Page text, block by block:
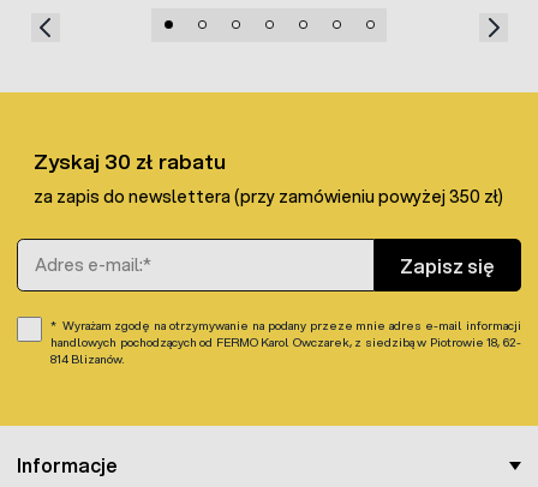
Informacje
Zyskaj 30 zł rabatu
za zapis do newslettera (przy zamówieniu powyżej 350 zł)
Adres e-mail
Zapisz się
Wyrażam zgodę na otrzymywanie na podany przeze mnie adres e-mail informacji
handlowych pochodzących od FERMO Karol Owczarek, z siedzibą w Piotrowie 18, 62-
814 Blizanów.